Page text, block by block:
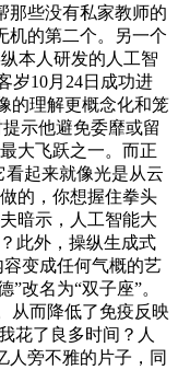
那些没有私家教师的
机的第二个。另一个
本人研发的人工智
岁10月24日成功进
的理解更概念化和笼
示他避免委靡或留
大飞跃之一。而正
起来就像光是从云
的，你想握住拳头
暗示，人工智能大
此外，操纵生成式
变成任何气概的艺
改名为“双子座”。
从而降低了免疫反映
花了良多时间？人
人旁不雅的片子，同